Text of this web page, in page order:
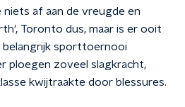
af aan de vreugde en
Toronto dus, maar is er ooit
belangrijk sporttoernooi
ploegen zoveel slagkracht,
kwijtraakte door blessures.